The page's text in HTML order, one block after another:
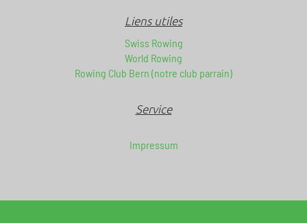
Liens utiles
Swiss Rowing
World Rowing
Rowing Club Bern (notre club parrain)
Service
Impressum